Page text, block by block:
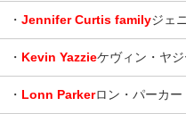
・ Jennifer Curtis familyジェ
・ Kevin Yazzieケヴィン・ヤジ
・ Lonn Parkerロン・パーカー